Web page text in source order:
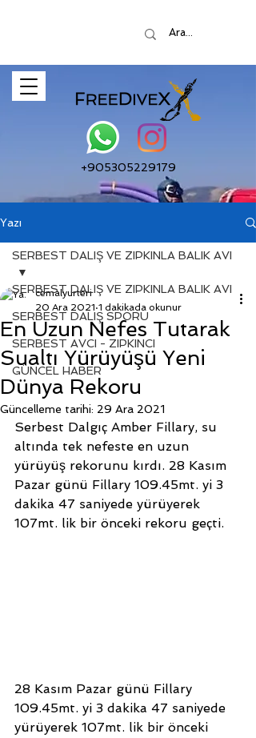
+905305229179
Yazı
SERBEST DALIŞ VE ZIPKINLA BALIK AVI
SERBEST DALIŞ SPORU
SERBEST AVCI - ZIPKINCI
GÜNCEL HABER
SERBEST DALIŞ VE ZIPKINLA BALIK AVI
En Uzun Nefes Tutarak
Sualtı Yürüyüşü Yeni
Dünya Rekoru
cemalyurteri
20 Ara 2021 1 dakikada okunur
Güncelleme tarihi: 29 Ara 2021
Serbest Dalgıç Amber Fillary, su
altında tek nefeste en uzun
yürüyüş rekorunu kırdı. 28 Kasım
Pazar günü Fillary 109.45mt. yi 3
dakika 47 saniyede yürüyerek
107mt. lik bir önceki rekoru geçti.
28 Kasım Pazar günü Fillary
109.45mt. yi 3 dakika 47 saniyede
yürüyerek 107mt. lik bir önceki